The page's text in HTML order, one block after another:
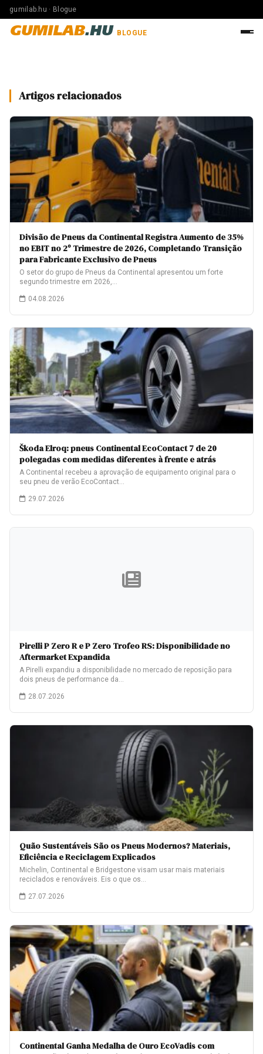
gumilab.hu · Blogue
GUMILAB.HU BLOGUE
Artigos relacionados
Divisão de Pneus da Continental Registra Aumento de 35%
no EBIT no 2º Trimestre de 2026, Completando Transição
para Fabricante Exclusivo de Pneus
O setor do grupo de Pneus da Continental apresentou um forte
segundo trimestre em 2026,…
04.08.2026
Škoda Elroq: pneus Continental EcoContact 7 de 20
polegadas com medidas diferentes à frente e atrás
A Continental recebeu a aprovação de equipamento original para o
seu pneu de verão EcoContact…
29.07.2026
Pirelli P Zero R e P Zero Trofeo RS: Disponibilidade no
Aftermarket Expandida
A Pirelli expandiu a disponibilidade no mercado de reposição para
dois pneus de performance da…
28.07.2026
Quão Sustentáveis São os Pneus Modernos? Materiais,
Eficiência e Reciclagem Explicados
Michelin, Continental e Bridgestone visam usar mais materiais
reciclados e renováveis. Eis o que os…
27.07.2026
Continental Ganha Medalha de Ouro EcoVadis com